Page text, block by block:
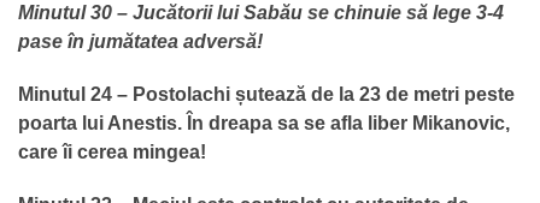
Minutul 30 – Jucătorii lui Sabău se chinuie să lege 3-4
pase în jumătatea adversă!
Minutul 24 – Postolachi șutează de la 23 de metri peste
poarta lui Anestis. În dreapa sa se afla liber Mikanovic,
care îi cerea mingea!